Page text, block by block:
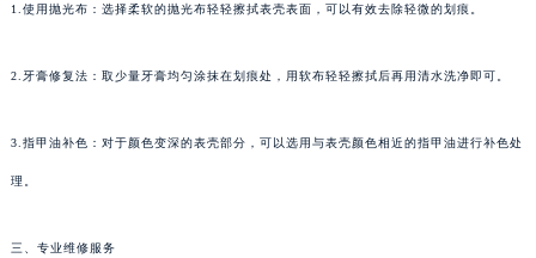
1.使用抛光布：选择柔软的抛光布轻轻擦拭表壳表面，可以有效去除轻微的划痕。
2.牙膏修复法：取少量牙膏均匀涂抹在划痕处，用软布轻轻擦拭后再用清水洗净即可。
3.指甲油补色：对于颜色变深的表壳部分，可以选用与表壳颜色相近的指甲油进行补色处
理。
三、专业维修服务